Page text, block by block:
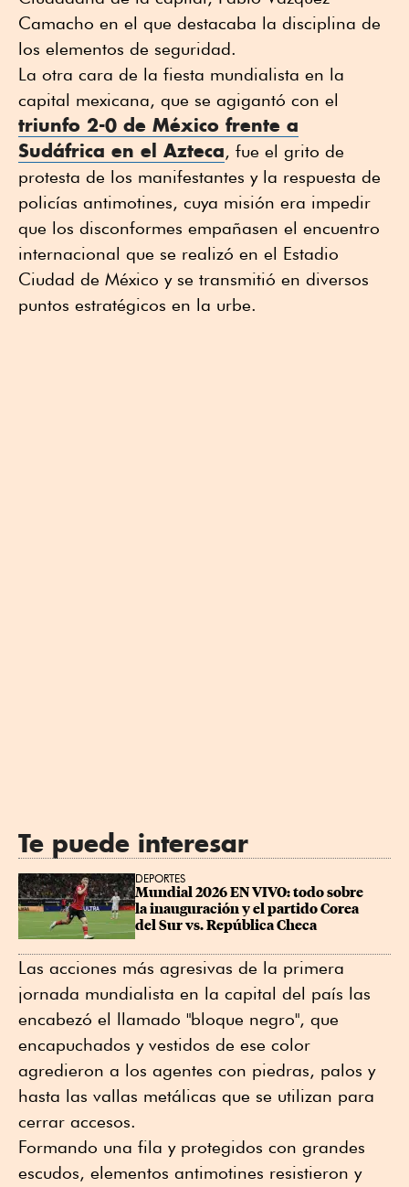
Camacho en el que destacaba la disciplina de
los elementos de seguridad.
La otra cara de la fiesta mundialista en la
capital mexicana, que se agigantó con el
triunfo 2-0 de México frente a
Sudáfrica en el Azteca, fue el grito de
protesta de los manifestantes y la respuesta de
policías antimotines, cuya misión era impedir
que los disconformes empañasen el encuentro
internacional que se realizó en el Estadio
Ciudad de México y se transmitió en diversos
puntos estratégicos en la urbe.
Te puede interesar
DEPORTES
Mundial 2026 EN VIVO: todo sobre
la inauguración y el partido Corea
del Sur vs. República Checa
Las acciones más agresivas de la primera
jornada mundialista en la capital del país las
encabezó el llamado "bloque negro", que
encapuchados y vestidos de ese color
agredieron a los agentes con piedras, palos y
hasta las vallas metálicas que se utilizan para
cerrar accesos.
Formando una fila y protegidos con grandes
escudos, elementos antimotines resistieron y